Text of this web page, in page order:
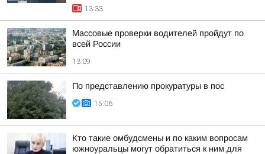
13:33
Массовые проверки водителей пройдут по
всей России
13:09
По представлению прокуратуры в пос
15:06
Кто такие омбудсмены и по каким вопросам
южноуральцы могут обратиться к ним для